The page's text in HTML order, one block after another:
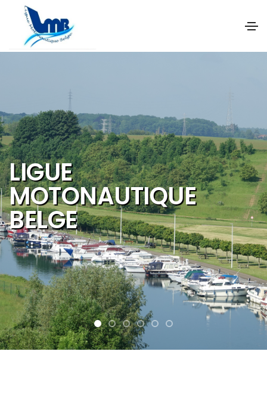
NOS OBJECTIFS SONT
DE PROMOUVOIR ET DE
DEVELOPPER :
Les activités et
sports nautiques
Le tourisme de
qualité
La mobilité douce